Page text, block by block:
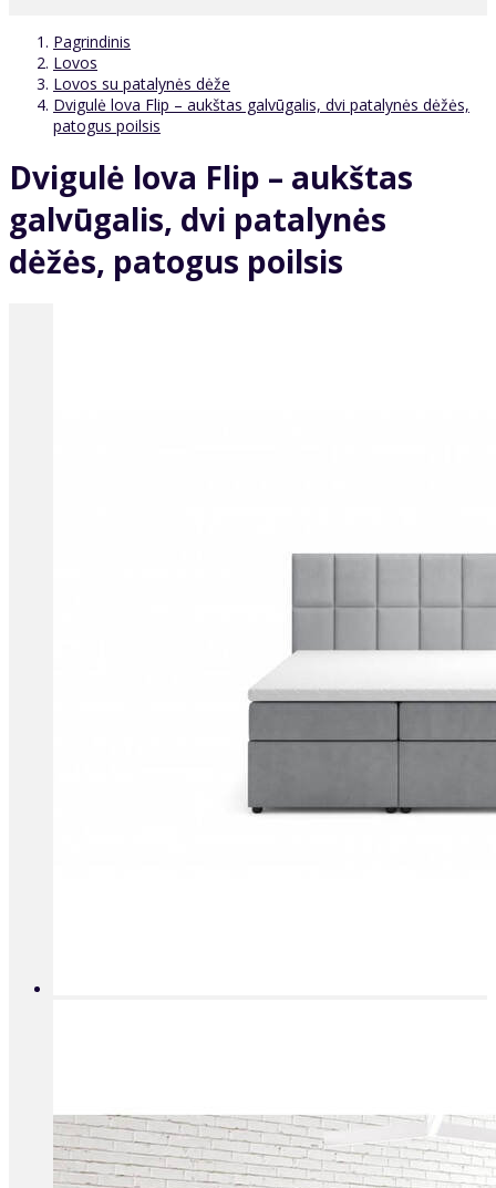
Pagrindinis
Lovos
Lovos su patalynės dėže
Dvigulė lova Flip – aukštas galvūgalis, dvi patalynės dėžės,
patogus poilsis
Dvigulė lova Flip – aukštas
galvūgalis, dvi patalynės
dėžės, patogus poilsis